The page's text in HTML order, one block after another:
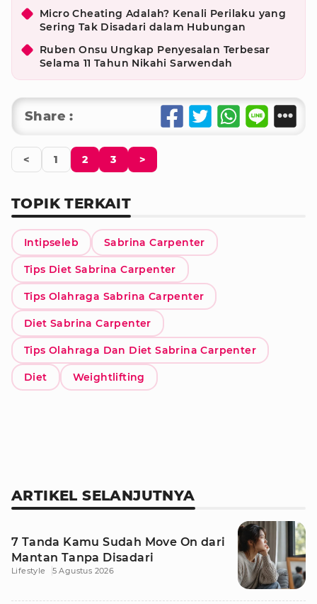
Micro Cheating Adalah? Kenali Perilaku yang
Sering Tak Disadari dalam Hubungan
Ruben Onsu Ungkap Penyesalan Terbesar
Selama 11 Tahun Nikahi Sarwendah
Share :
< 1 2 3 >
TOPIK TERKAIT
Intipseleb Sabrina Carpenter
Tips Diet Sabrina Carpenter
Tips Olahraga Sabrina Carpenter
Diet Sabrina Carpenter
Tips Olahraga Dan Diet Sabrina Carpenter
Diet Weightlifting
ARTIKEL SELANJUTNYA
7 Tanda Kamu Sudah Move On dari
Mantan Tanpa Disadari
Lifestyle 5 Agustus 2026